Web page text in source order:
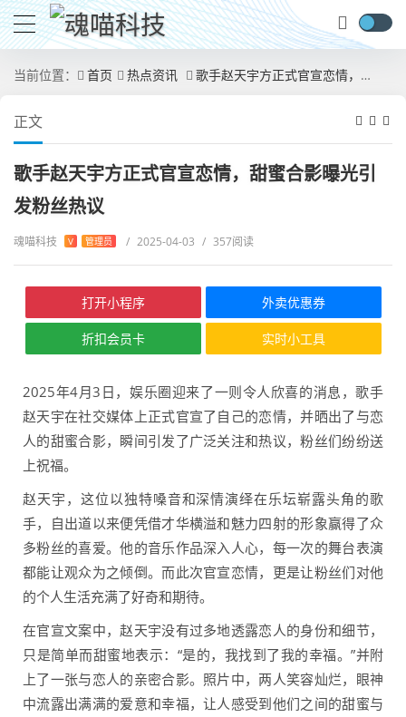
当前位置： 首页 热点资讯 歌手赵天宇方正式官宣恋情，甜蜜合影曝光引发粉丝热议
正文
歌手赵天宇方正式官宣恋情，甜蜜合影曝光引
发粉丝热议
魂喵科技 V 管理员 / 2025-04-03 / 357阅读
打开小程序 外卖优惠券
折扣会员卡 实时小工具
2025年4月3日，娱乐圈迎来了一则令人欣喜的消息，歌手
赵天宇在社交媒体上正式官宣了自己的恋情，并晒出了与恋
人的甜蜜合影，瞬间引发了广泛关注和热议，粉丝们纷纷送
上祝福。
赵天宇，这位以独特嗓音和深情演绎在乐坛崭露头角的歌
手，自出道以来便凭借才华横溢和魅力四射的形象赢得了众
多粉丝的喜爱。他的音乐作品深入人心，每一次的舞台表演
都能让观众为之倾倒。而此次官宣恋情，更是让粉丝们对他
的个人生活充满了好奇和期待。
在官宣文案中，赵天宇没有过多地透露恋人的身份和细节，
只是简单而甜蜜地表示：“是的，我找到了我的幸福。”并附
上了一张与恋人的亲密合影。照片中，两人笑容灿烂，眼神
中流露出满满的爱意和幸福，让人感受到他们之间的甜蜜与